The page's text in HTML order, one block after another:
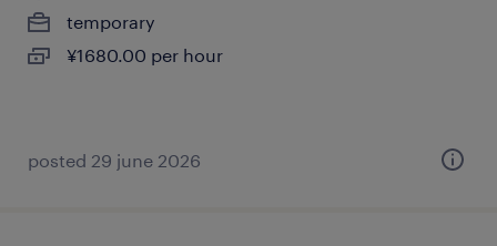
temporary
¥1680.00 per hour
posted 29 june 2026